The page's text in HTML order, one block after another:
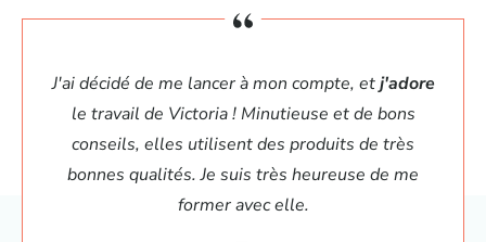
J'ai décidé de me lancer à mon compte, etj'adore
le travail de Victoria ! Minutieuse et de bons
conseils, elles utilisent des produits de très
bonnes qualités. Je suis très heureuse de me
former avec elle.